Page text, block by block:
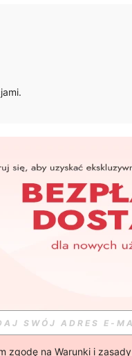
APLIKACJA
SHEIN
zgodę na Warunki i zasady